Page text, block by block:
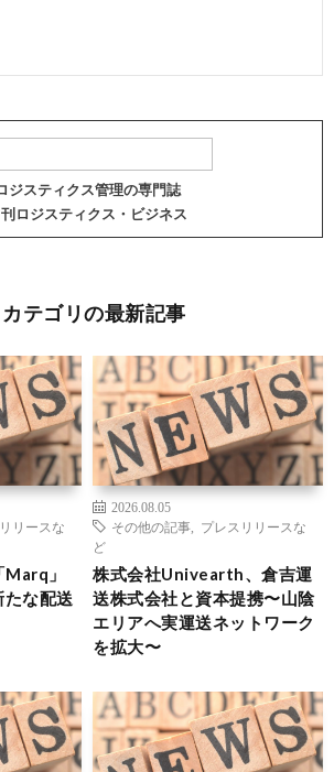
ジスティクス管理の専門誌
刊ロジスティクス・ビジネス
カテゴリの最新記事
リースな
」
な配送
2026.08.05
その他の記事
プレスリリースな
ど
株式会社Univearth、倉吉運
送株式会社と資本提携〜山陰
エリアへ実運送ネットワーク
を拡大〜